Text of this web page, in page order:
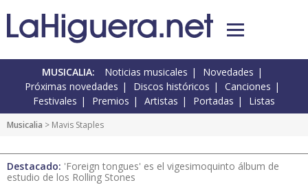
MUSICALIA: Noticias musicales
Novedades
Próximas novedades
Discos históricos
Canciones
Festivales
Premios Artistas Portadas Listas
Musicalia > Mavis Staples
Destacado: 'Foreign tongues' es el vigesimoquinto álbum de
estudio de los Rolling Stones